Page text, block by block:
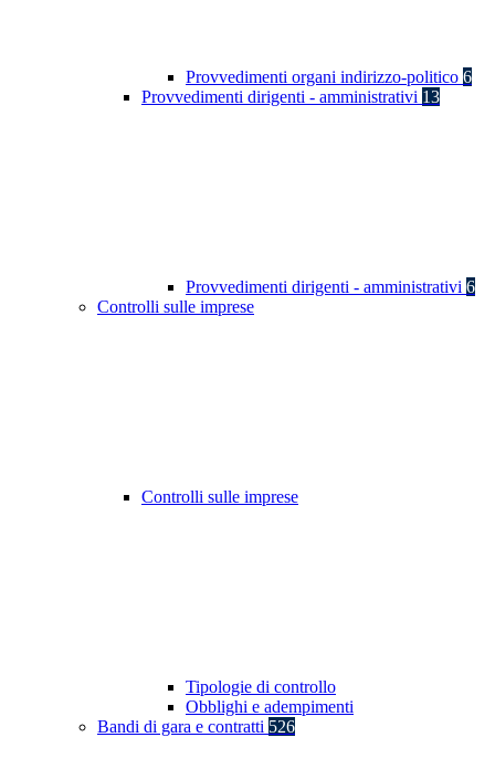
Provvedimenti organi indirizzo-politico 6
Provvedimenti dirigenti - amministrativi 13
Provvedimenti dirigenti - amministrativi 6
Controlli sulle imprese
Controlli sulle imprese
Tipologie di controllo
Obblighi e adempimenti
Bandi di gara e contratti 526